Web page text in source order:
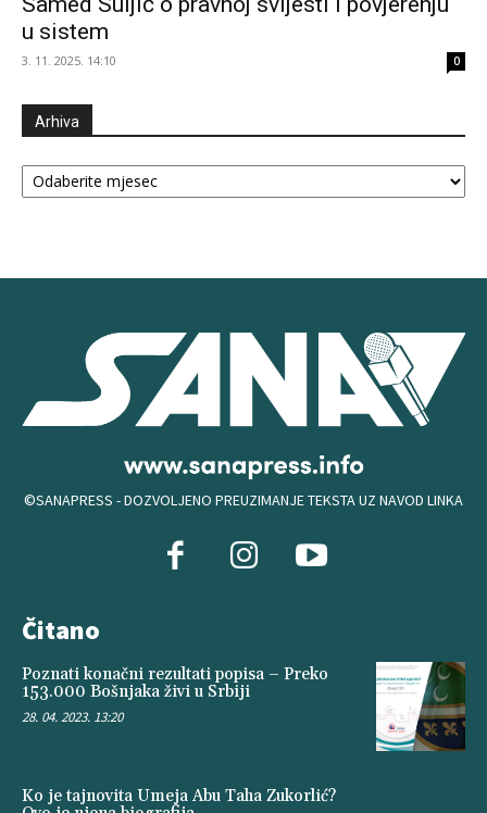
u sistem
3. 11. 2025. 14:10 0
Arhiva
Arhiva
©SANAPRESS - DOZVOLJENO PREUZIMANJE TEKSTA UZ NAVOD LINKA
Čitano
Poznati konačni rezultati popisa – Preko
153.000 Bošnjaka živi u Srbiji
28. 04. 2023. 13:20
Ko je tajnovita Umeja Abu Taha Zukorlić?